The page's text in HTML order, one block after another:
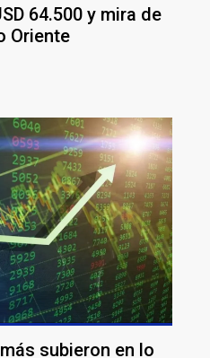
64.500 y mira de
Oriente
subieron en lo